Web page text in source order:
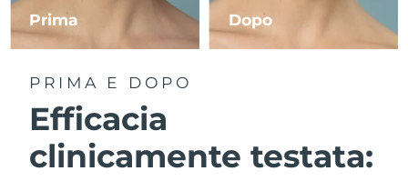
Prima Dopo
PRIMA E DOPO
Efficacia
clinicamente testata:
RAS di Macao Consegna stimata
Malaysia
Malta
Messico Consegna stimata 8/15/26